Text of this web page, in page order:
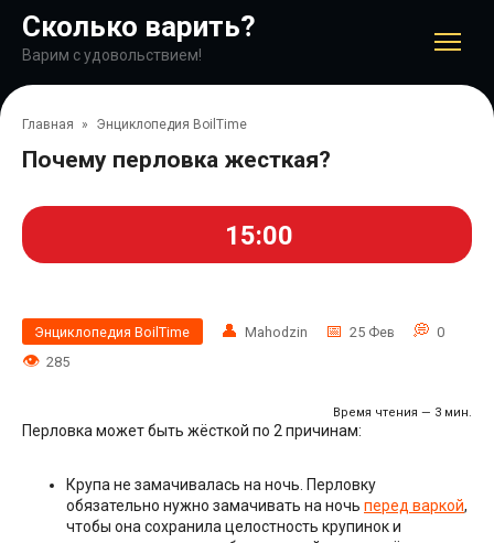
контенту
Сколько варить?
Варим с удовольствием!
Главная » Энциклопедия BoilTime
Почему перловка жесткая?
15:00
Энциклопедия BoilTime Mahodzin 25 Фев
0
285
Время чтения — 3 мин.
Перловка может быть жёсткой по 2 причинам:
Крупа не замачивалась на ночь. Перловку
обязательно нужно замачивать на ночь перед варкой,
чтобы она сохранила целостность крупинок и